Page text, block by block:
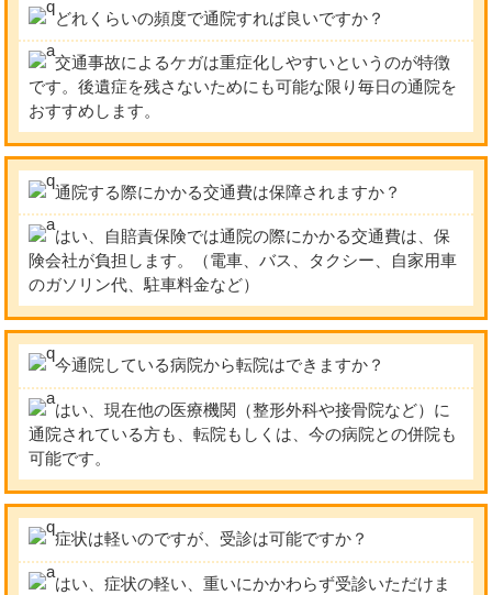
どれくらいの頻度で通院すれば良いですか？
交通事故によるケガは重症化しやすいというのが特徴
です。後遺症を残さないためにも可能な限り毎日の通院を
おすすめします。
通院する際にかかる交通費は保障されますか？
はい、自賠責保険では通院の際にかかる交通費は、保
険会社が負担します。（電車、バス、タクシー、自家用車
のガソリン代、駐車料金など）
今通院している病院から転院はできますか？
はい、現在他の医療機関（整形外科や接骨院など）に
通院されている方も、転院もしくは、今の病院との併院も
可能です。
症状は軽いのですが、受診は可能ですか？
はい、症状の軽い、重いにかかわらず受診いただけま